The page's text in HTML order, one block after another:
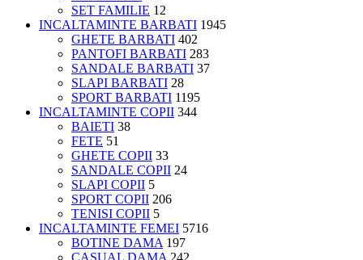
SET FAMILIE 12
INCALTAMINTE BARBATI 1945
GHETE BARBATI 402
PANTOFI BARBATI 283
SANDALE BARBATI 37
SLAPI BARBATI 28
SPORT BARBATI 1195
INCALTAMINTE COPII 344
BAIETI 38
FETE 51
GHETE COPII 33
SANDALE COPII 24
SLAPI COPII 5
SPORT COPII 206
TENISI COPII 5
INCALTAMINTE FEMEI 5716
BOTINE DAMA 197
CASUAL DAMA 242